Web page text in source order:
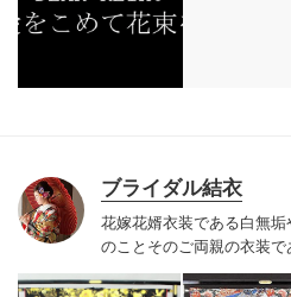
ブライダル結衣
花嫁花婿衣装である白無
のことそのご両親の衣装
た親族の方向けの色留袖